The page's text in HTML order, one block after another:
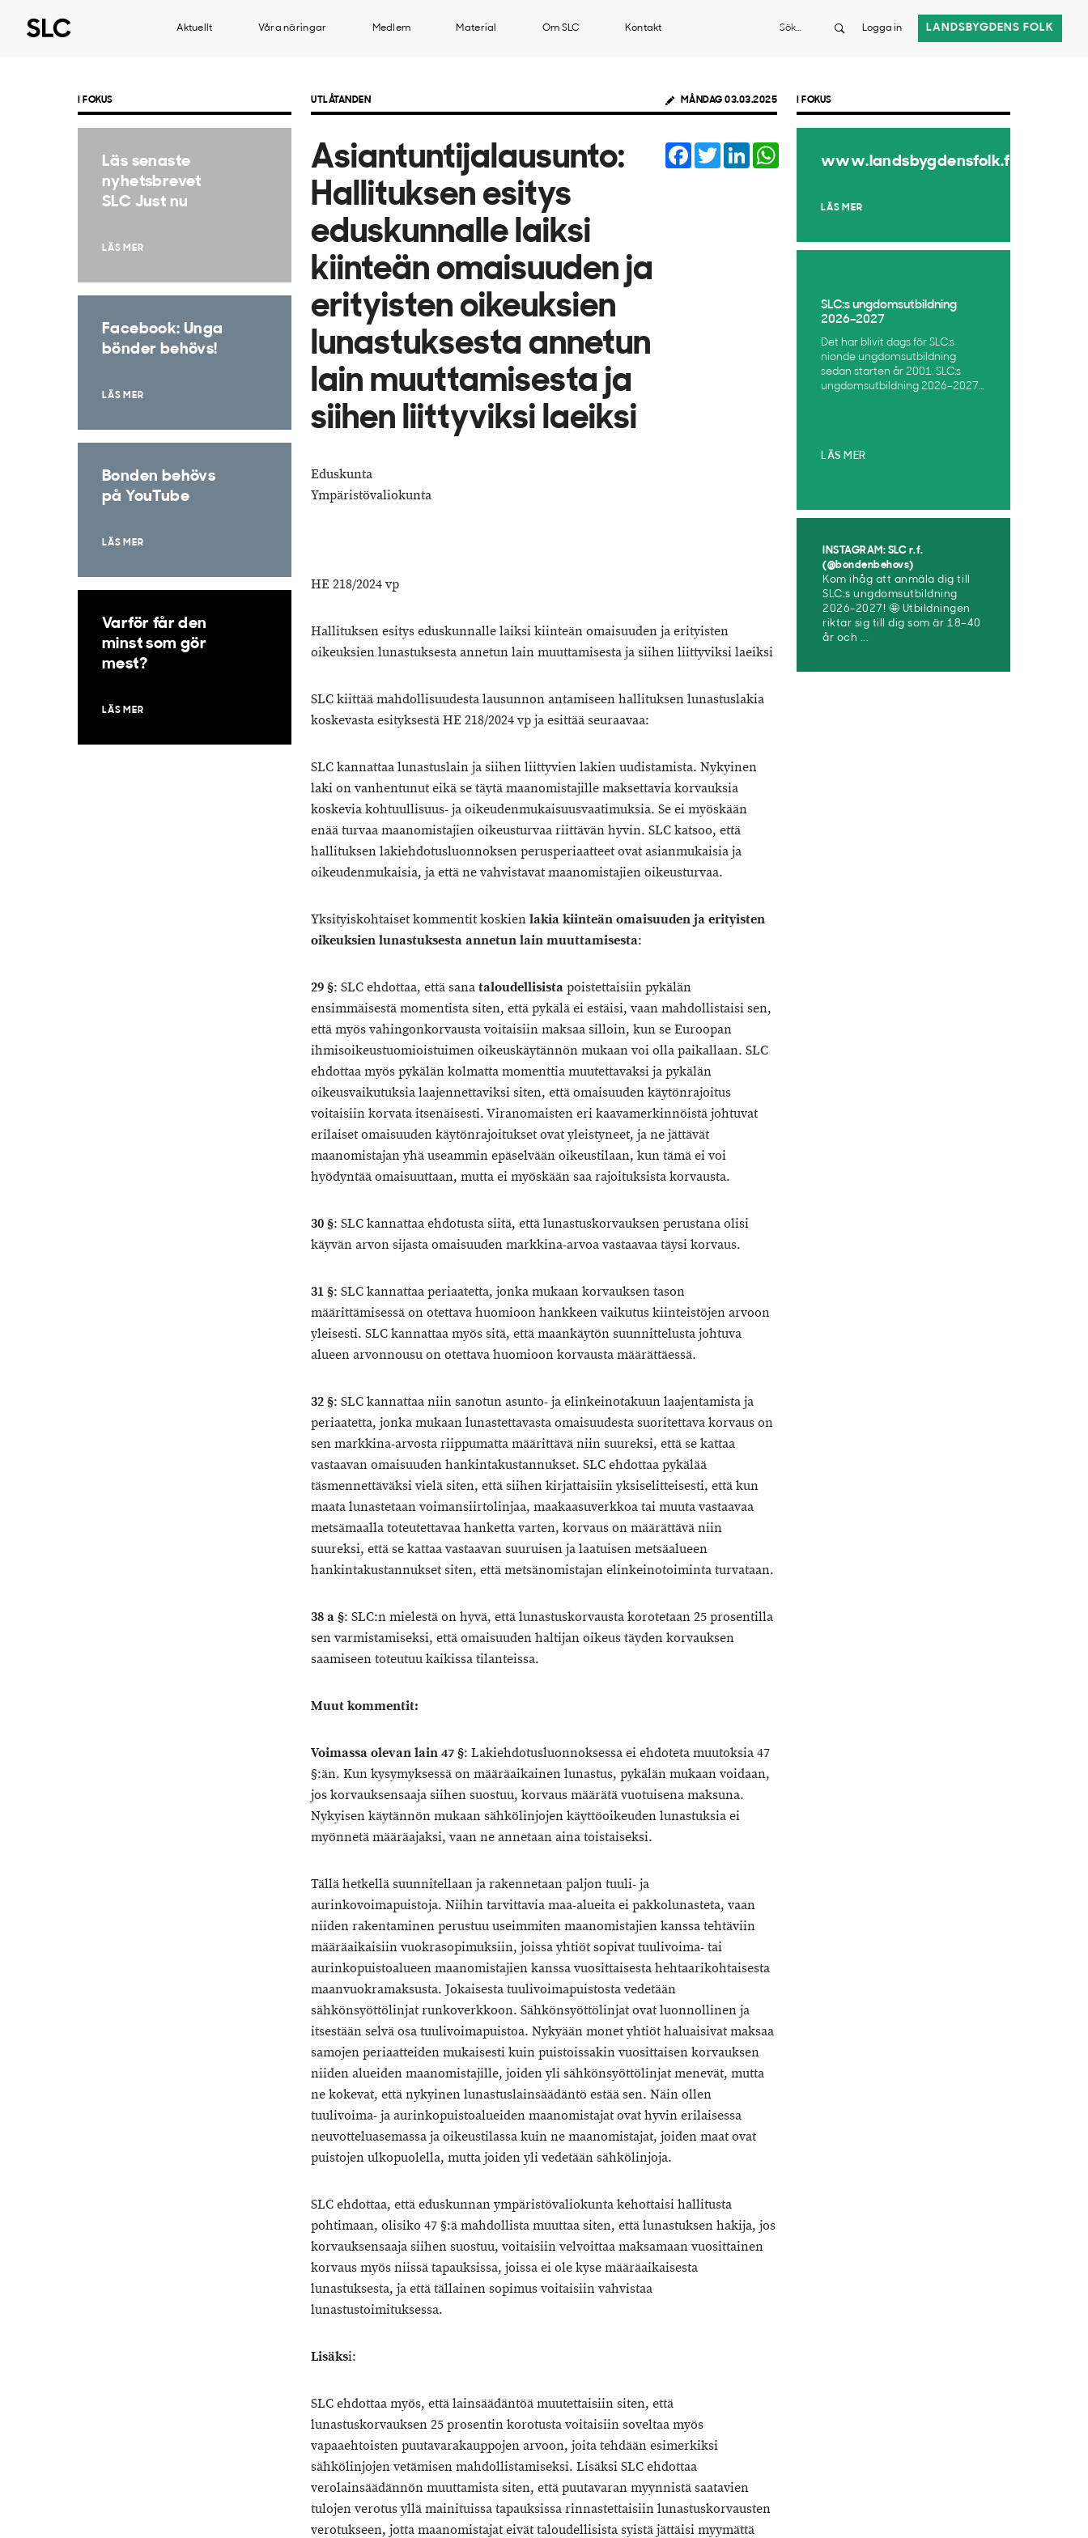
Aktuellt Våra näringar Medlem Material Om SLC Kontakt Sök Logga in LANDSBYGDENS FOLK
UTLÅTANDEN MÅNDAG 03.03.2025
Asiantuntijalausunto:
Hallituksen esitys
eduskunnalle laiksi
kiinteän omaisuuden ja
erityisten oikeuksien
lunastuksesta annetun
lain muuttamisesta ja
siihen liittyviksi laeiksi
Facebook
TwitterLinkedIn
Eduskunta
Ympäristövaliokunta
HE 218/2024 vp
Hallituksen esitys eduskunnalle laiksi kiinteän omaisuuden ja erityisten
oikeuksien lunastuksesta annetun lain muuttamisesta ja siihen liittyviksi laeiksi
SLC kiittää mahdollisuudesta lausunnon antamiseen hallituksen lunastuslakia
koskevasta esityksestä HE 218/2024 vp ja esittää seuraavaa:
SLC kannattaa lunastuslain ja siihen liittyvien lakien uudistamista. Nykyinen
laki on vanhentunut eikä se täytä maanomistajille maksettavia korvauksia
koskevia kohtuullisuus- ja oikeudenmukaisuusvaatimuksia. Se ei myöskään
enää turvaa maanomistajien oikeusturvaa riittävän hyvin. SLC katsoo, että
hallituksen lakiehdotusluonnoksen perusperiaatteet ovat asianmukaisia ja
oikeudenmukaisia, ja että ne vahvistavat maanomistajien oikeusturvaa.
Yksityiskohtaiset kommentit koskienlakia kiinteän omaisuuden ja erityisten
oikeuksien lunastuksesta annetun lain muuttamisesta:
29 §: SLC ehdottaa, että sanataloudellisistapoistettaisiin pykälän
ensimmäisestä momentista siten, että pykälä ei estäisi, vaan mahdollistaisi sen,
että myös vahingonkorvausta voitaisiin maksaa silloin, kun se Euroopan
ihmisoikeustuomioistuimen oikeuskäytännön mukaan voi olla paikallaan. SLC
ehdottaa myös pykälän kolmatta momenttia muutettavaksi ja pykälän
oikeusvaikutuksia laajennettaviksi siten, että omaisuuden käytönrajoitus
voitaisiin korvata itsenäisesti. Viranomaisten eri kaavamerkinnöistä johtuvat
erilaiset omaisuuden käytönrajoitukset ovat yleistyneet, ja ne jättävät
maanomistajan yhä useammin epäselvään oikeustilaan, kun tämä ei voi
hyödyntää omaisuuttaan, mutta ei myöskään saa rajoituksista korvausta.
30 §: SLC kannattaa ehdotusta siitä, että lunastuskorvauksen perustana olisi
käyvän arvon sijasta omaisuuden markkina-arvoa vastaavaa täysi korvaus.
31 §: SLC kannattaa periaatetta, jonka mukaan korvauksen tason
määrittämisessä on otettava huomioon hankkeen vaikutus kiinteistöjen arvoon
yleisesti. SLC kannattaa myös sitä, että maankäytön suunnittelusta johtuva
alueen arvonnousu on otettava huomioon korvausta määrättäessä.
32 §: SLC kannattaa niin sanotun asunto- ja elinkeinotakuun laajentamista ja
periaatetta, jonka mukaan lunastettavasta omaisuudesta suoritettava korvaus on
sen markkina-arvosta riippumatta määrittävä niin suureksi, että se kattaa
vastaavan omaisuuden hankintakustannukset. SLC ehdottaa pykälää
täsmennettäväksi vielä siten, että siihen kirjattaisiin yksiselitteisesti, että kun
maata lunastetaan voimansiirtolinjaa, maakaasuverkkoa tai muuta vastaavaa
metsämaalla toteutettavaa hanketta varten, korvaus on määrättävä niin
suureksi, että se kattaa vastaavan suuruisen ja laatuisen metsäalueen
hankintakustannukset siten, että metsänomistajan elinkeinotoiminta turvataan.
38 a §: SLC:n mielestä on hyvä, että lunastuskorvausta korotetaan 25 prosentilla
sen varmistamiseksi, että omaisuuden haltijan oikeus täyden korvauksen
saamiseen toteutuu kaikissa tilanteissa.
Muut kommentit:
Voimassa olevan lain 47 §: Lakiehdotusluonnoksessa ei ehdoteta muutoksia 47
§:än. Kun kysymyksessä on määräaikainen lunastus, pykälän mukaan voidaan,
jos korvauksensaaja siihen suostuu, korvaus määrätä vuotuisena maksuna.
Nykyisen käytännön mukaan sähkölinjojen käyttöoikeuden lunastuksia ei
myönnetä määräajaksi, vaan ne annetaan aina toistaiseksi.
Tällä hetkellä suunnitellaan ja rakennetaan paljon tuuli- ja
aurinkovoimapuistoja. Niihin tarvittavia maa-alueita ei pakkolunasteta, vaan
niiden rakentaminen perustuu useimmiten maanomistajien kanssa tehtäviin
määräaikaisiin vuokrasopimuksiin, joissa yhtiöt sopivat tuulivoima- tai
aurinkopuistoalueen maanomistajien kanssa vuosittaisesta hehtaarikohtaisesta
maanvuokramaksusta. Jokaisesta tuulivoimapuistosta vedetään
sähkönsyöttölinjat runkoverkkoon. Sähkönsyöttölinjat ovat luonnollinen ja
itsestään selvä osa tuulivoimapuistoa. Nykyään monet yhtiöt haluaisivat maksaa
samojen periaatteiden mukaisesti kuin puistoissakin vuosittaisen korvauksen
niiden alueiden maanomistajille, joiden yli sähkönsyöttölinjat menevät, mutta
ne kokevat, että nykyinen lunastuslainsäädäntö estää sen. Näin ollen
tuulivoima- ja aurinkopuistoalueiden maanomistajat ovat hyvin erilaisessa
neuvotteluasemassa ja oikeustilassa kuin ne maanomistajat, joiden maat ovat
puistojen ulkopuolella, mutta joiden yli vedetään sähkölinjoja.
SLC ehdottaa, että eduskunnan ympäristövaliokunta kehottaisi hallitusta
pohtimaan, olisiko 47 §:ä mahdollista muuttaa siten, että lunastuksen hakija, jos
korvauksensaaja siihen suostuu, voitaisiin velvoittaa maksamaan vuosittainen
korvaus myös niissä tapauksissa, joissa ei ole kyse määräaikaisesta
lunastuksesta, ja että tällainen sopimus voitaisiin vahvistaa
lunastustoimituksessa.
Lisäksi:
SLC ehdottaa myös, että lainsäädäntöä muutettaisiin siten, että
lunastuskorvauksen 25 prosentin korotusta voitaisiin soveltaa myös
vapaaehtoisten puutavarakauppojen arvoon, joita tehdään esimerkiksi
sähkölinjojen vetämisen mahdollistamiseksi. Lisäksi SLC ehdottaa
verolainsäädännön muuttamista siten, että puutavaran myynnistä saatavien
tulojen verotus yllä mainituissa tapauksissa rinnastettaisiin lunastuskorvausten
verotukseen, jotta maanomistajat eivät taloudellisista syistä jättäisi myymättä
I FOKUS
Läs senaste
nyhetsbrevet
SLC Just nu
LÄS MER
Facebook: Unga
bönder behövs!
LÄS MER
Bonden behövs
på YouTube
LÄS MER
Varför får den
minst som gör
mest?
LÄS MER
I FOKUS
www.landsbygdensfolk.fi
LÄS MER
SLC:s ungdomsutbildning
2026–2027
Det har blivit dags för SLC:s
nionde ungdomsutbildning
sedan starten år 2001. SLC:s
ungdomsutbildning 2026–2027...
LÄS MER
INSTAGRAM: SLC r.f.
(@bondenbehovs)
Kom ihåg att anmäla dig till
SLC:s ungdomsutbildning
2026-2027! 🤩 Utbildningen
riktar sig till dig som är 18–40
år och ...